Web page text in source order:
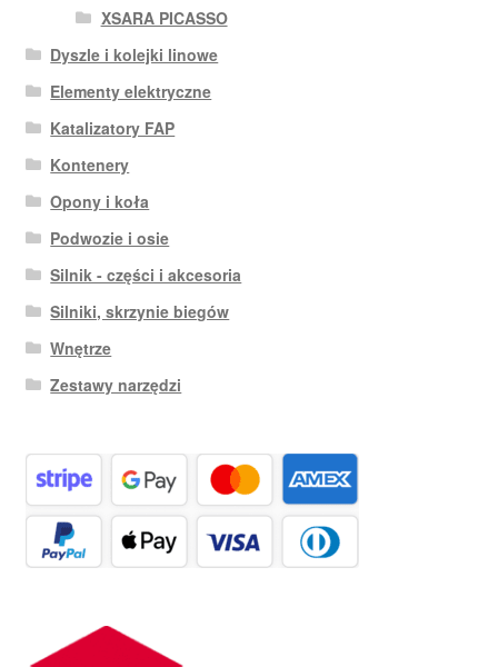
XSARA PICASSO
Dyszle i kolejki linowe
Elementy elektryczne
Katalizatory FAP
Kontenery
Opony i koła
Podwozie i osie
Silnik - części i akcesoria
Silniki, skrzynie biegów
Wnętrze
Zestawy narzędzi